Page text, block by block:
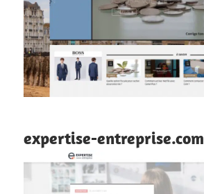
expertise-entreprise.com